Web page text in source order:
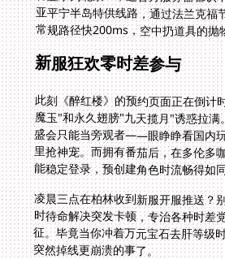
常规路径快200ms，空中扔道具的抛
新服狂欢零时差参与
此刻《醉红楼》的预约页面正在倒计
魔玉"和永久翅膀"九天揽月"诱惑拉
盛会只能当旁观者——眼睁睁看国内
里抢神宠。而拥有番茄后，在多伦多
能稳定登录，预创建角色时流畅得如
凌晨三点在柏林收到新服开服推送？
时待命解决突发卡顿，专治各种时
征。毕竟当你冲着万元宝石去肝等级
突然掉线更崩溃的事了。